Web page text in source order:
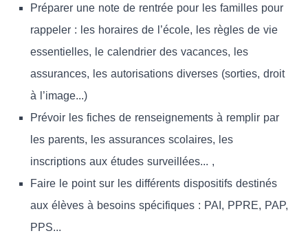
Préparer une note de rentrée pour les familles pour
rappeler : les horaires de l’école, les règles de vie
essentielles, le calendrier des vacances, les
assurances, les autorisations diverses (sorties, droit
à l’image...)
Prévoir les fiches de renseignements à remplir par
les parents, les assurances scolaires, les
inscriptions aux études surveillées... ,
Faire le point sur les différents dispositifs destinés
aux élèves à besoins spécifiques : PAI, PPRE, PAP,
PPS...